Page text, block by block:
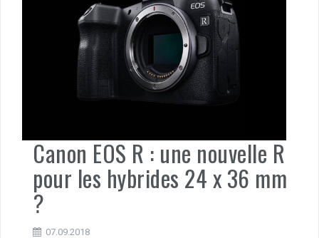
Canon EOS R : une nouvelle R
pour les hybrides 24 x 36 mm
?
07.09.2018